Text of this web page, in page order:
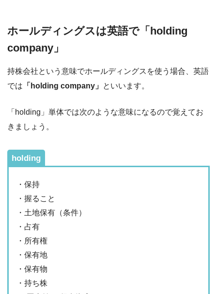
ホールディングスは英語で「holding
company」
持株会社という意味でホールディングスを使う場合、英語
では 「holding company」 といいます。
「holding」単体では次のような意味になるので覚えてお
きましょう。
holding
・保持
・握ること
・土地保有（条件）
・占有
・所有権
・保有地
・保有物
・持ち株